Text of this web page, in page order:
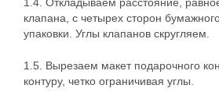
клапана, с четырех сторон
упаковки. Углы клапанов скругляем.
1.5. Вырезаем макет подарочного
контуру, четко ограничивая углы.